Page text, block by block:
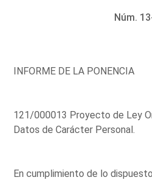
Núm.
INFORME DE LA PONENCIA
121/000013 Proyecto de Ley
Datos de Carácter Personal.
En cumplimiento de lo